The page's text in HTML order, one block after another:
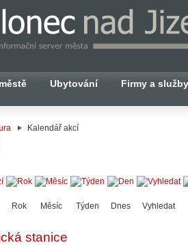
Ubytování Firmy a služby
Kalendář akcí
Rok Měsíc Týden Dnes Vyhledat
stanice